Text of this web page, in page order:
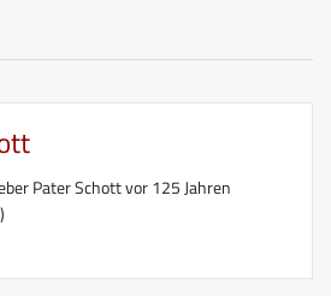
Pater Schott vor 125 Jahren